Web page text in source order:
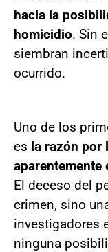
hacia la
homicidio. Sin
siembran
ocurrido.
Uno de los
es la razón por
aparentemente
El deceso del
crimen, sino
investigadores
ninguna